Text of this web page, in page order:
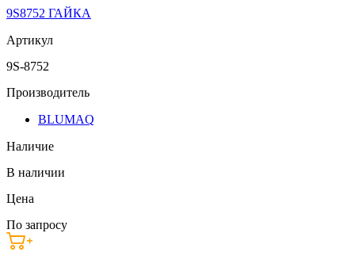
9S8752 ГАЙКА
Артикул
9S-8752
Производитель
BLUMAQ
Наличие
В наличии
Цена
По запросу